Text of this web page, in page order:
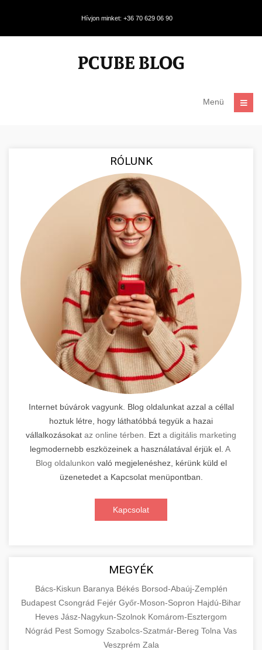
Hívjon minket: +36 70 629 06 90
Menü
RÓLUNK
Internet búvárok vagyunk. Blog oldalunkat azzal a céllal
hoztuk létre, hogy láthatóbbá tegyük a hazai
vállalkozásokat az online térben. Ezt a digitális marketing
legmodernebb eszközeinek a használatával érjük el. A
Blog oldalunkon való megjelenéshez, kérünk küld el
üzenetedet a Kapcsolat menüpontban.
Kapcsolat
MEGYÉK
Bács-Kiskun Baranya Békés Borsod-Abaúj-Zemplén
Budapest Csongrád Fejér Győr-Moson-Sopron Hajdú-Bihar
Heves Jász-Nagykun-Szolnok Komárom-Esztergom
Nógrád Pest Somogy Szabolcs-Szatmár-Bereg Tolna Vas
Veszprém Zala